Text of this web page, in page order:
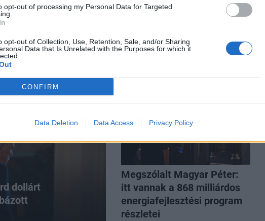
opt-out of processing my Personal Data for Targeted
opt-out of Collection, Use, Retention, Sale, and/or Sharing
Data that Is Unrelated with the Purposes for which it
CONFIRM
Data Deletion Data Access Privacy Policy
zajlik a magyar magánegészségügyben: a
nagyobbak lesznek
dollárt
Megszólalt Magyar Péter:
itt vannak a 868 milliárdos
energiafejlesztési program
részletei